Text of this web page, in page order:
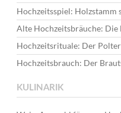
Hochzeitsspiel: Holzstamm
Alte Hochzeitsbräuche: Die
Hochzeitsrituale: Der
Hochzeitsbrauch: Der
KULINARIK